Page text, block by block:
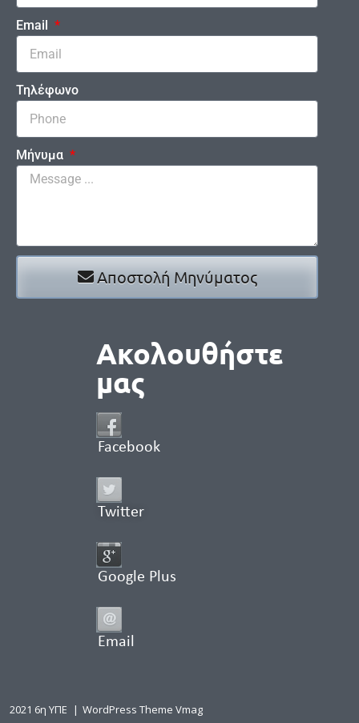
Email
Τηλέφωνο
Μήνυμα
Αποστολή Μηνύματος
Ακολουθήστε
μας
Facebook
Twitter
Google Plus
Email
2021 6η ΥΠΕ | WordPress Theme Vmag